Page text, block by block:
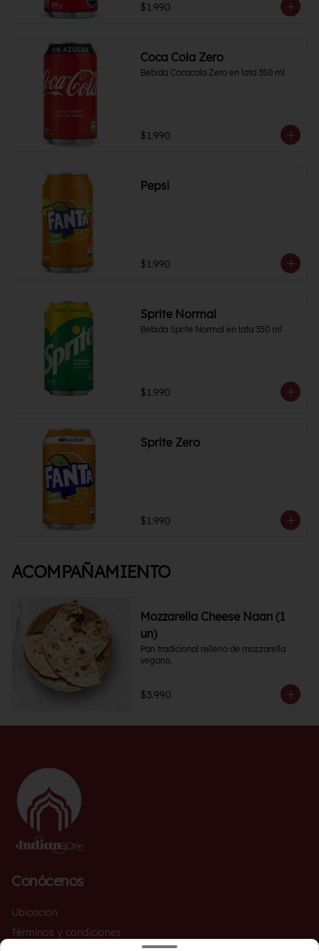
$1.990
Coca Cola Zero
Bebida Cocacola Zero en lata 350 ml
$1.990
Pepsi
$1.990
Sprite Normal
Bebida Sprite Normal en lata 350 ml
$1.990
Sprite Zero
$1.990
ACOMPAÑAMIENTO
Mozzarella Cheese Naan (1
un)
Pan tradicional relleno de mozzarella
vegano.
$3.990
Conócenos
Ubicación
Términos y condiciones